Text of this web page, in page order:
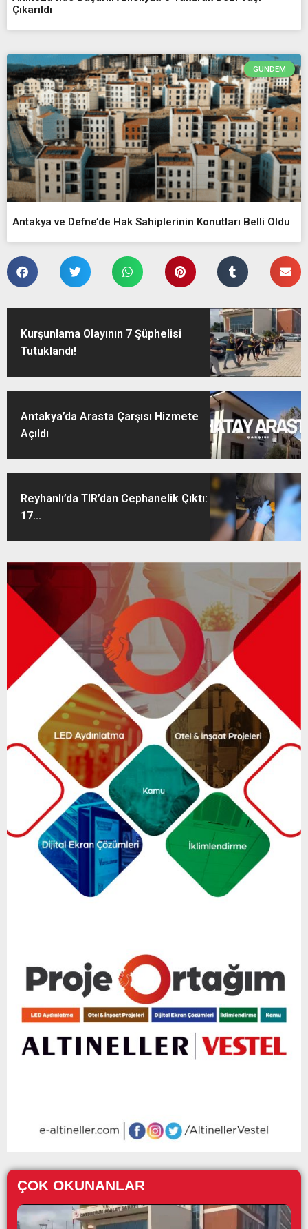
Çıkarıldı
GÜNDEM
Antakya ve Defne’de Hak Sahiplerinin Konutları Belli Oldu
Kurşunlama Olayının 7 Şüphelisi
Tutuklandı!
Antakya’da Arasta Çarşısı Hizmete
Açıldı
Reyhanlı’da TIR’dan Cephanelik Çıktı:
17...
ÇOK OKUNANLAR